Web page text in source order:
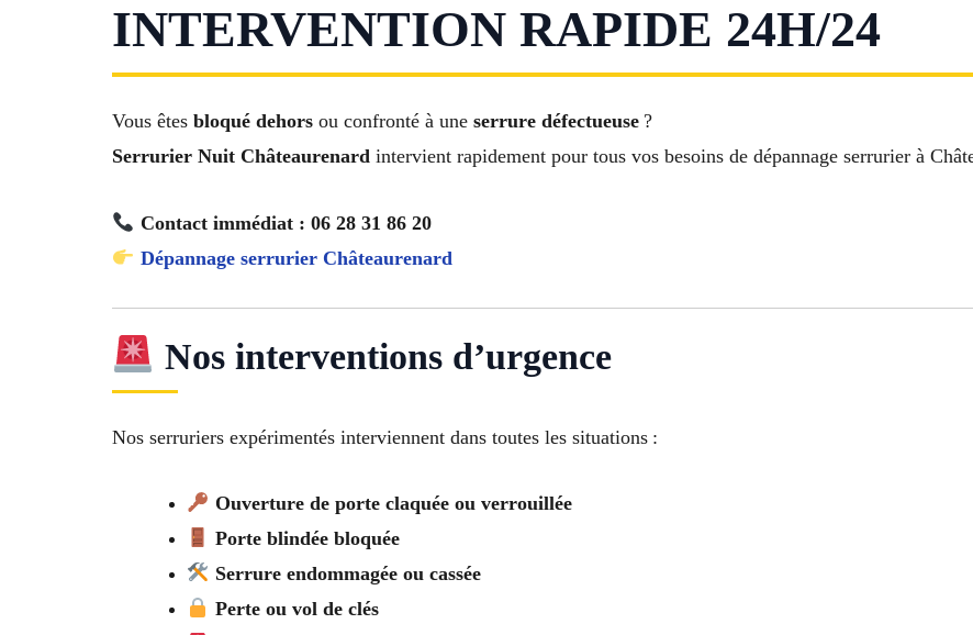
INTERVENTION RAPIDE 24H/24
Vous êtes bloqué dehors ou confronté à une serrure défectueuse ?
Serrurier Nuit Châteaurenard intervient rapidement pour tous vos besoins de dépannage serrurier à
Contact immédiat : 06 28 31 86 20
Dépannage serrurier Châteaurenard
Nos interventions d’urgence
Nos serruriers expérimentés interviennent dans toutes les situations :
Ouverture de porte claquée ou verrouillée
Porte blindée bloquée
Serrure endommagée ou cassée
Perte ou vol de clés